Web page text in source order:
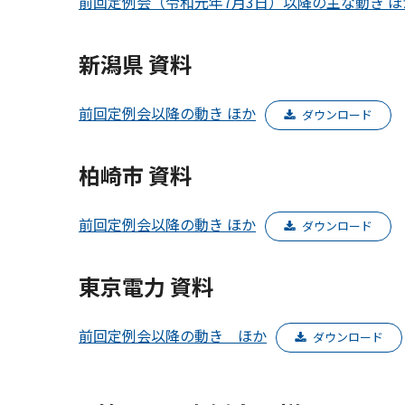
新潟県 資料
前回定例会以降の動き ほか ダウンロード
柏崎市 資料
前回定例会以降の動き ほか ダウンロード
東京電力 資料
前回定例会以降の動き ほか ダウンロード